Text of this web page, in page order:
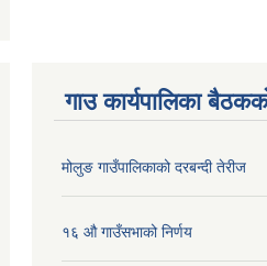
गाउ कार्यपालिका
मोलुङ गाउँपालिकाको दरबन्दी तेरीज
१६ औ गाउँसभाको निर्णय